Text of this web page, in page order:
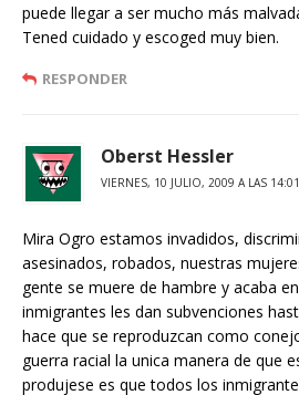
puede llegar a ser mucho más
Tened cuidado y escoged muy bien.
RESPONDER
Oberst Hessler
VIERNES, 10 JULIO, 2009 A LAS 14:01
Mira Ogro estamos invadidos,
asesinados, robados, nuestras
gente se muere de hambre y acaba
inmigrantes les dan subvenciones
hace que se reproduzcan como
guerra racial la unica manera de que
produjese es que todos los